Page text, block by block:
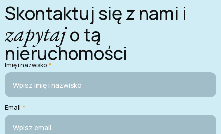
Skontaktuj się z nami i
zapytajo tą
nieruchomości
Imię i nazwisko *
Email *